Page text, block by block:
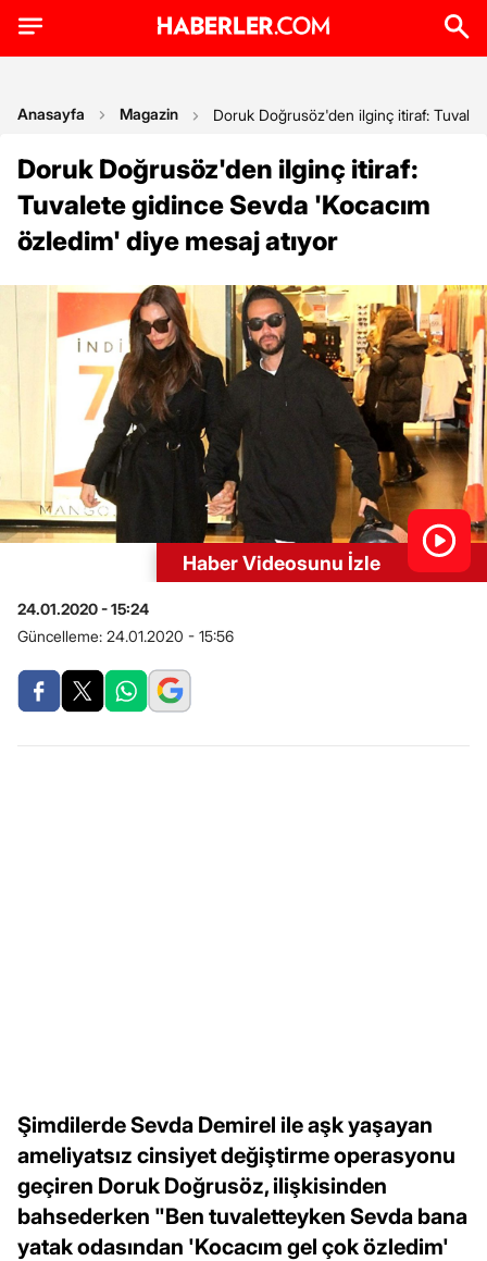
Anasayfa Magazin Doruk Doğrusöz'den ilginç itiraf:
Doruk Doğrusöz'den ilginç itiraf:
Tuvalete gidince Sevda 'Kocacım
özledim' diye mesaj atıyor
Haber Videosunu İzle
24.01.2020 - 15:24
Güncelleme: 24.01.2020 - 15:56
Şimdilerde Sevda Demirel ile aşk yaşayan
ameliyatsız cinsiyet değiştirme operasyonu
geçiren Doruk Doğrusöz, ilişkisinden
bahsederken "Ben tuvaletteyken Sevda bana
yatak odasından 'Kocacım gel çok özledim'